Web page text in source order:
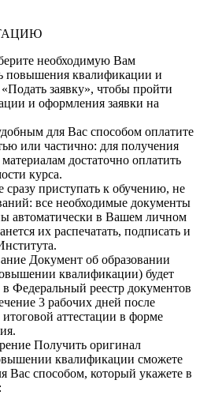
необходимую Вам
повышения квалификации и
заявку», чтобы пройти
и оформления заявки на
для Вас способом оплатите
или частично: для получения
достаточно оплатить
курса.
сразу приступать к обучению, не
все необходимые документы
автоматически в Вашем личном
их распечатать, подписать и
Документ об образовании
квалификации) будет
Федеральный реестр документов
3 рабочих дней после
аттестации в форме
Получить оригинал
квалификации сможете
способом, который укажете в